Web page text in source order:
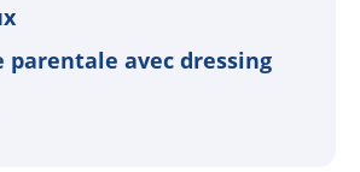
parentale avec dressing